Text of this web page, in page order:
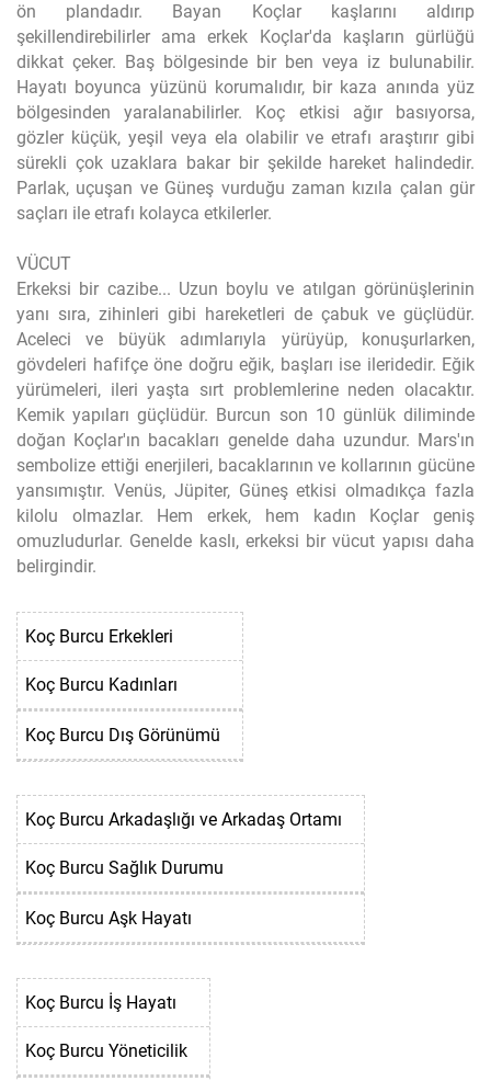
ön plandadır. Bayan Koçlar kaşlarını aldırıp
şekillendirebilirler ama erkek Koçlar'da kaşların gürlüğü
dikkat çeker. Baş bölgesinde bir ben veya iz bulunabilir.
Hayatı boyunca yüzünü korumalıdır, bir kaza anında yüz
bölgesinden yaralanabilirler. Koç etkisi ağır basıyorsa,
gözler küçük, yeşil veya ela olabilir ve etrafı araştırır gibi
sürekli çok uzaklara bakar bir şekilde hareket halindedir.
Parlak, uçuşan ve Güneş vurduğu zaman kızıla çalan gür
saçları ile etrafı kolayca etkilerler.
VÜCUT
Erkeksi bir cazibe... Uzun boylu ve atılgan görünüşlerinin
yanı sıra, zihinleri gibi hareketleri de çabuk ve güçlüdür.
Aceleci ve büyük adımlarıyla yürüyüp, konuşurlarken,
gövdeleri hafifçe öne doğru eğik, başları ise ileridedir. Eğik
yürümeleri, ileri yaşta sırt problemlerine neden olacaktır.
Kemik yapıları güçlüdür. Burcun son 10 günlük diliminde
doğan Koçlar'ın bacakları genelde daha uzundur. Mars'ın
sembolize ettiği enerjileri, bacaklarının ve kollarının gücüne
yansımıştır. Venüs, Jüpiter, Güneş etkisi olmadıkça fazla
kilolu olmazlar. Hem erkek, hem kadın Koçlar geniş
omuzludurlar. Genelde kaslı, erkeksi bir vücut yapısı daha
belirgindir.
Koç Burcu Erkekleri
Koç Burcu Kadınları
Koç Burcu Dış Görünümü
Koç Burcu Arkadaşlığı ve Arkadaş Ortamı
Koç Burcu Sağlık Durumu
Koç Burcu Aşk Hayatı
Koç Burcu İş Hayatı
Koç Burcu Yöneticilik